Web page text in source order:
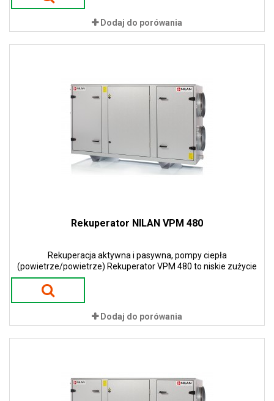
ciepła. To przekłada się na ogromne oszczędności energii i tym
samym niskie koszty eksploatacji.
Dodaj do porówania
Rekuperator NILAN VPM 480
Rekuperacja aktywna i pasywna, pompy ciepła
(powietrze/powietrze) Rekuperator VPM 480 to niskie zużycie
energii i niskie koszty eksploatacji. Zastosowanie pomp ciepła w
urządzeniach gwarantuje 100 % sprawności w procesie odzysku
ciepła. To przekłada się na ogromne oszczędności energii i tym
samym niskie koszty eksploatacji.
Dodaj do porówania